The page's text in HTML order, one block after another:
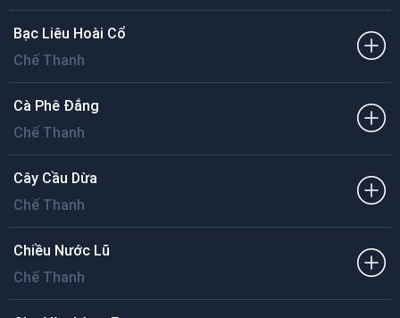
Bạc Liêu Hoài Cổ
Chế Thanh
Cà Phê Đắng
Chế Thanh
Cây Cầu Dừa
Chế Thanh
Chiều Nước Lũ
Chế Thanh